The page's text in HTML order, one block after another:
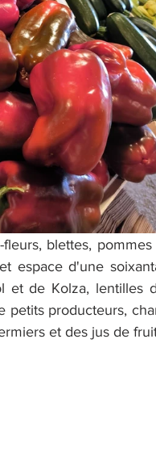
fleurs, blettes,
espace d'une
et de Kolza, lentilles
petits producteurs,
et des jus de